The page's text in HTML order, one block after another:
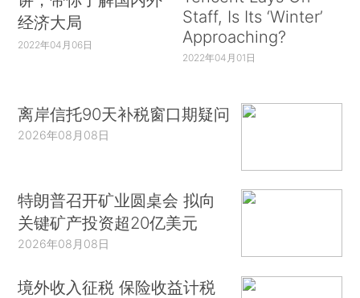
经济大局
2022年04月06日
Staff, Is Its ‘Winter’
Approaching?
2022年04月01日
离岸信托90天补税窗口期疑问
2026年08月08日
特朗普召开矿业圆桌会 拟向
关键矿产投资超20亿美元
2026年08月08日
境外收入征税 保险收益计税